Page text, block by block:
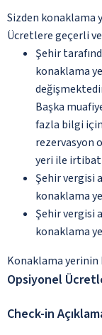
Sizden konaklama
Ücretlere geçerli
Şehir
konaklama
Başka
fazla bilgi
rezervasyon
yeri ile irtibat
Şehir vergisi
konaklama
Şehir vergisi
konaklama
Konaklama
Opsiyonel
Check-in